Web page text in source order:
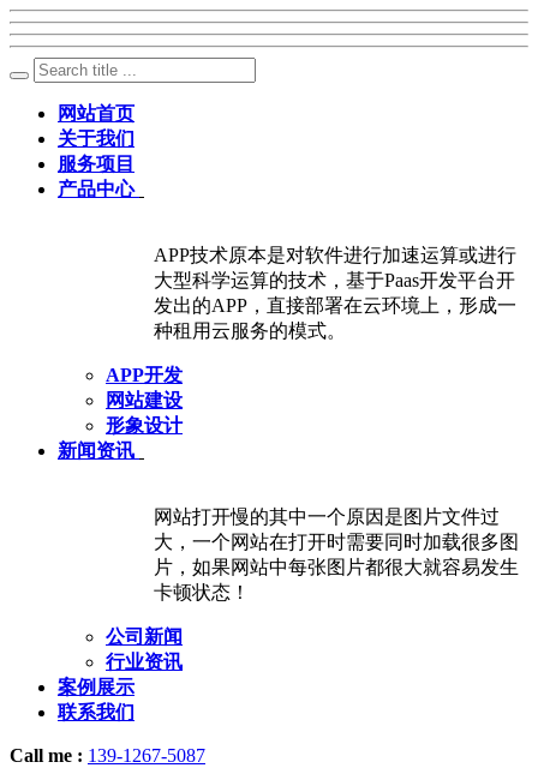
网站首页
关于我们
服务项目
产品中心
APP技术原本是对软件进行加速运算或进行
大型科学运算的技术，基于Paas开发平台开
发出的APP，直接部署在云环境上，形成一
种租用云服务的模式。
APP开发
网站建设
形象设计
新闻资讯
网站打开慢的其中一个原因是图片文件过
大，一个网站在打开时需要同时加载很多图
片，如果网站中每张图片都很大就容易发生
卡顿状态！
公司新闻
行业资讯
案例展示
联系我们
Call me : 139-1267-5087